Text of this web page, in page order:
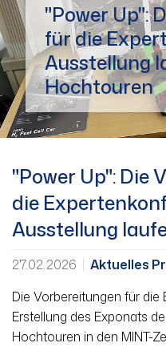
"Power Up":
für die
Ausstellung
Hochtouren
"Power Up": Die
die
Ausstellung
27.02.2026
Aktuelles
Die Vorbereitungen für
Erstellung des Exponats
Hochtouren in den MINT-